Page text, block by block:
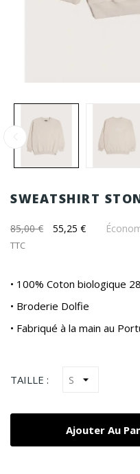
SWEATSHIRT
85,00 € 55,25 €
TTC
• 100% Coton biologique
• Broderie Dolfie
• Fabriqué à la main au
TAILLE :
Ajouter Au